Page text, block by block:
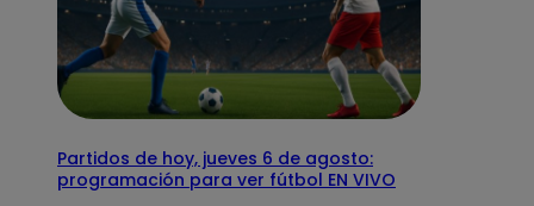
Partidos de hoy, jueves 6 de agosto:
programación para ver fútbol EN VIVO